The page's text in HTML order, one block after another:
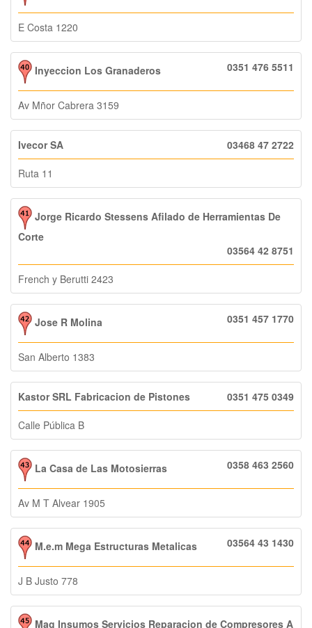
E Costa 1220
Inyeccion Los Granaderos 0351 476 5511
Av Mñor Cabrera 3159
Ivecor SA 03468 47 2722
Ruta 11
Jorge Ricardo Stessens Afilado de Herramientas De
Corte
03564 42 8751
French y Berutti 2423
Jose R Molina 0351 457 1770
San Alberto 1383
Kastor SRL Fabricacion de Pistones 0351 475 0349
Calle Pública B
La Casa de Las Motosierras 0358 463 2560
Av M T Alvear 1905
M.e.m Mega Estructuras Metalicas 03564 43 1430
J B Justo 778
Mag Insumos Servicios Reparacion de Compresores A